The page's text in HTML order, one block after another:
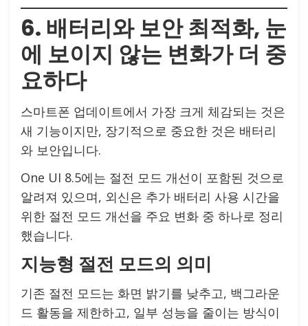
6. 배터리와 보안 최적화, 눈
에 보이지 않는 변화가 더 중
요하다
스마트폰 업데이트에서 가장 크게 체감되는 것은
새 기능이지만, 장기적으로 중요한 것은 배터리
와 보안입니다.
One UI 8.5에는 절전 모드 개선이 포함된 것으로
알려져 있으며, 외신은 추가 배터리 사용 시간을
위한 절전 모드 개선을 주요 변화 중 하나로 정리
했습니다.
지능형 절전 모드의 의미
기존 절전 모드는 화면 밝기를 낮추고, 백그라운
드 활동을 제한하고, 일부 성능을 줄이는 방식이